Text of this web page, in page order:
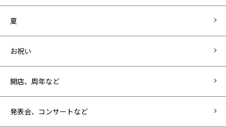
夏
お祝い
開店、周年など
発表会、コンサートなど